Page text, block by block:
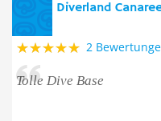
Diverland
2
Tolle Dive Base